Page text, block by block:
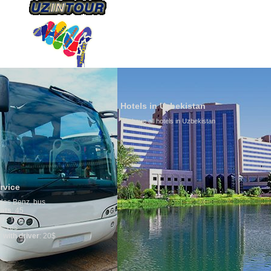
Hotels in Uzbekistan
We have all hotels in Uzbekistan
Culture of
By nature
is why
any
general, the
growth is
marriages is
percentage
in the world.
family is